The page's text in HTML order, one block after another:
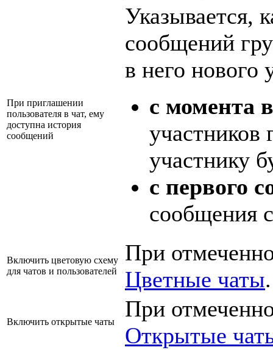
При приглашении
пользователя в чат, ему
доступна история
сообщений
Указывается,
сообщений
в него нового
с момента
участников
участнику
с первого
сообщения
Включить цветовую схему
для чатов и пользователей
При
Цветные чаты.
Включить открытые чаты
При
Открытые